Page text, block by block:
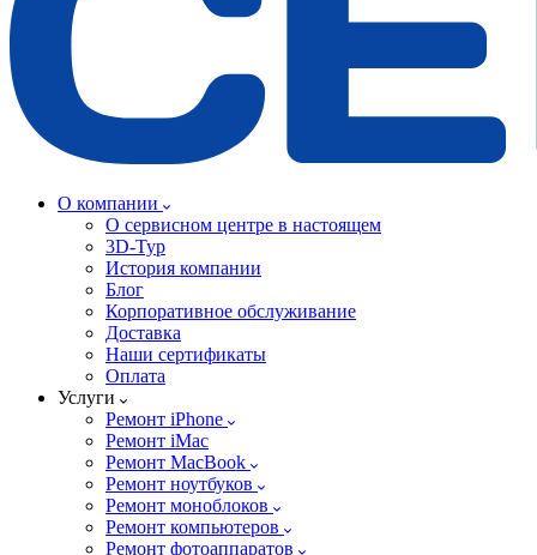
О компании
О сервисном центре в настоящем
3D-Тур
История компании
Блог
Корпоративное обслуживание
Доставка
Наши сертификаты
Оплата
Услуги
Ремонт iPhone
Ремонт iMac
Ремонт MacBook
Ремонт ноутбуков
Ремонт моноблоков
Ремонт компьютеров
Ремонт фотоаппаратов